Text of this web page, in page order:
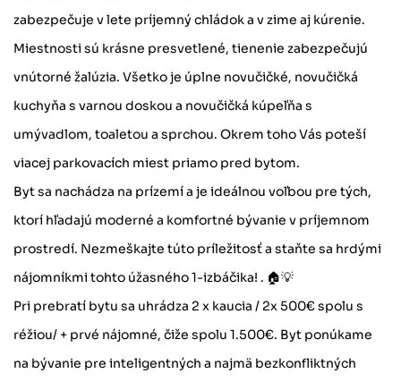
zabezpečuje v lete príjemný chládok a v zime aj kúrenie.
Miestnosti sú krásne presvetlené, tienenie zabezpečujú
vnútorné žalúzia. Všetko je úplne novučičké, novučičká
kuchyňa s varnou doskou a novučičká kúpeľňa s
umývadlom, toaletou a sprchou. Okrem toho Vás poteší
viacej parkovacích miest priamo pred bytom.
Byt sa nachádza na prízemí a je ideálnou voľbou pre tých,
ktorí hľadajú moderné a komfortné bývanie v príjemnom
prostredí. Nezmeškajte túto príležitosť a staňte sa hrdými
nájomníkmi tohto úžasného 1-izbáčika! . 🏠💡
Pri prebratí bytu sa uhrádza 2 x kaucia / 2x 500€ spolu s
réžiou/ + prvé nájomné, čiže spolu 1.500€. Byt ponúkame
na bývanie pre inteligentných a najmä bezkonfliktných